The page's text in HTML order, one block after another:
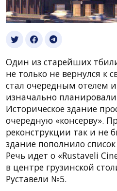
Один из старейших
не только не вернулся к
стал очередным отелем
изначально
Историческое здание
очередную «консерву».
реконструкции так и не
здание пополнило
Речь идет о «Rustaveli
в центре грузинской
Руставели №5.